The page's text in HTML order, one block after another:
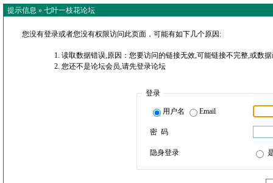
提示信息 » 七叶一枝花论坛
您没有登录或者您没有权限访问此页面，可能有如下几个原因:
读取数据错误,原因：您要访问的链接无效,可能链接不完整,或数
您还不是论坛会员,请先登录论坛
登录
用户名 Email
密 码
隐身登录